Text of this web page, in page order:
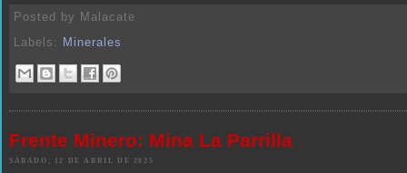
Posted by Malacate
Labels: Minerales
Frente Minero: Mina La Parrilla
SÁBADO, 12 DE ABRIL DE 2025